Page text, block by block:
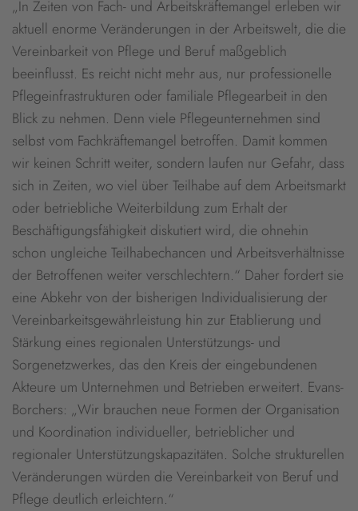
„In Zeiten von Fach- und Arbeitskräftemangel erleben wir
aktuell enorme Veränderungen in der Arbeitswelt, die die
Vereinbarkeit von Pflege und Beruf maßgeblich
beeinflusst. Es reicht nicht mehr aus, nur professionelle
Pflegeinfrastrukturen oder familiale Pflegearbeit in den
Blick zu nehmen. Denn viele Pflegeunternehmen sind
selbst vom Fachkräftemangel betroffen. Damit kommen
wir keinen Schritt weiter, sondern laufen nur Gefahr, dass
sich in Zeiten, wo viel über Teilhabe auf dem Arbeitsmarkt
oder betriebliche Weiterbildung zum Erhalt der
Beschäftigungsfähigkeit diskutiert wird, die ohnehin
schon ungleiche Teilhabechancen und Arbeitsverhältnisse
der Betroffenen weiter verschlechtern.“ Daher fordert sie
eine Abkehr von der bisherigen Individualisierung der
Vereinbarkeitsgewährleistung hin zur Etablierung und
Stärkung eines regionalen Unterstützungs- und
Sorgenetzwerkes, das den Kreis der eingebundenen
Akteure um Unternehmen und Betrieben erweitert. Evans-
Borchers: „Wir brauchen neue Formen der Organisation
und Koordination individueller, betrieblicher und
regionaler Unterstützungskapazitäten. Solche strukturellen
Veränderungen würden die Vereinbarkeit von Beruf und
Pflege deutlich erleichtern.“